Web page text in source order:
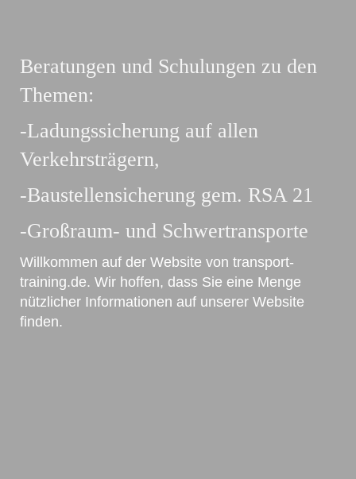
Beratungen und Schulungen zu den
Themen:
-Ladungssicherung auf allen
Verkehrsträgern,
-Baustellensicherung gem. RSA 21
-Großraum- und Schwertransporte
Willkommen auf der Website von transport-
training.de. Wir hoffen, dass Sie eine Menge
nützlicher Informationen auf unserer Website
finden.